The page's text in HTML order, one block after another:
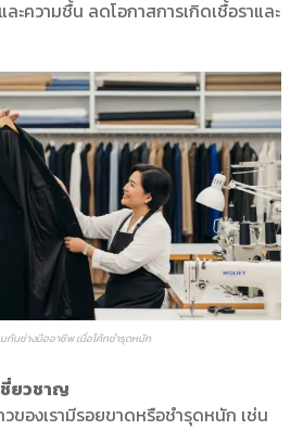
ความชื้น ลดโอกาสการเกิดเชื้อราและ
กับช่างมืออาชีพ เมื่อโค้ทชำรุดหนัก
ยวชาญ
ของเรามีรอยขาดหรือชำรุดหนัก เช่น